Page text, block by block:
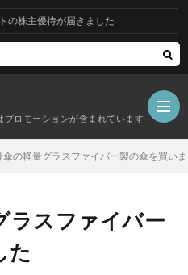
ロモーションが含まれています
主優待が届きました
傘の軽量グラスファイバー製の傘を買い
ラスファイバー
た